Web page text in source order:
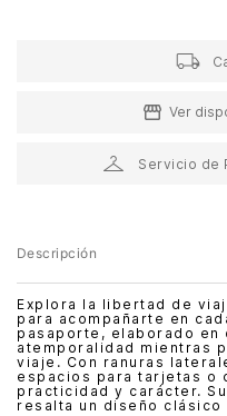
Ver
Servicio de
Descripción
Explora la libertad de
para acompañarte en
pasaporte, elaborado
atemporalidad mientras
viaje. Con ranuras
espacios para tarjetas o
practicidad y carácter.
resalta un diseño